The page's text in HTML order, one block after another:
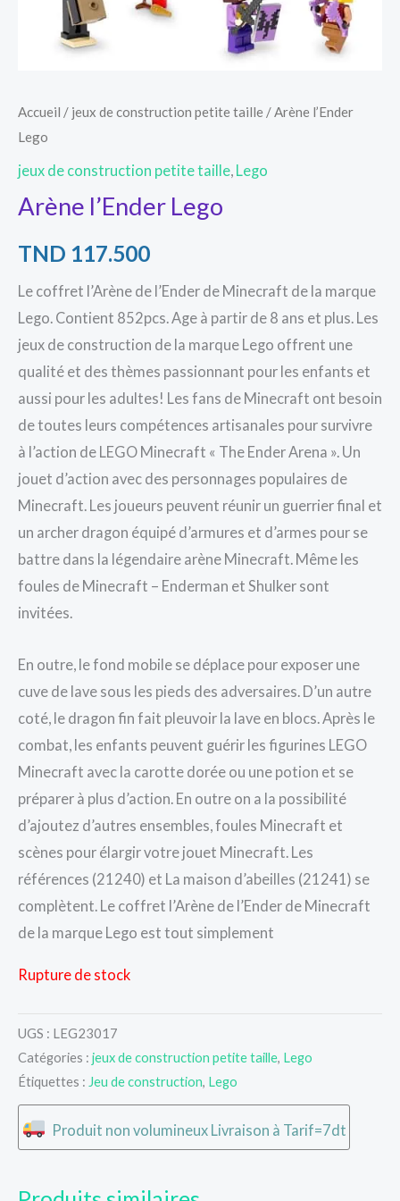
Accueil / jeux de construction petite taille / Arène l’Ender
Lego
jeux de construction petite taille Lego
Arène l’Ender Lego
TND 117.500
Le coffret l’Arène de l’Ender de Minecraft de la marque
Lego. Contient 852pcs. Age à partir de 8 ans et plus. Les
jeux de construction de la marque Lego offrent une
qualité et des thèmes passionnant pour les enfants et
aussi pour les adultes! Les fans de Minecraft ont besoin
de toutes leurs compétences artisanales pour survivre
à l’action de LEGO Minecraft « The Ender Arena ». Un
jouet d’action avec des personnages populaires de
Minecraft. Les joueurs peuvent réunir un guerrier final et
un archer dragon équipé d’armures et d’armes pour se
battre dans la légendaire arène Minecraft. Même les
foules de Minecraft – Enderman et Shulker sont
invitées.
En outre, le fond mobile se déplace pour exposer une
cuve de lave sous les pieds des adversaires. D’un autre
coté, le dragon fin fait pleuvoir la lave en blocs. Après le
combat, les enfants peuvent guérir les figurines LEGO
Minecraft avec la carotte dorée ou une potion et se
préparer à plus d’action. En outre on a la possibilité
d’ajoutez d’autres ensembles, foules Minecraft et
scènes pour élargir votre jouet Minecraft. Les
références (21240) et La maison d’abeilles (21241) se
complètent. Le coffret l’Arène de l’Ender de Minecraft
de la marque Lego est tout simplement
Rupture de stock
UGS : LEG23017
Catégories : jeux de construction petite taille, Lego
Étiquettes : Jeu de construction, Lego
Produit non volumineux Livraison à Tarif=7dt